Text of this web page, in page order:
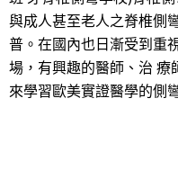
與成人甚至老人之脊椎側
普。在國內也日漸受到重
場，有興趣的醫師、治
來學習歐美實證醫學的側